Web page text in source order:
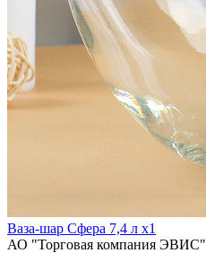
Ваза-шар Сфера 7,4 л x1
АО "Торговая компания ЭВИС"